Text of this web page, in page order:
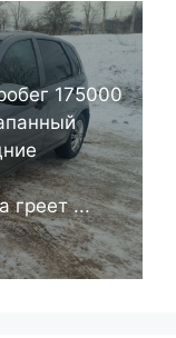
175000
греет ...